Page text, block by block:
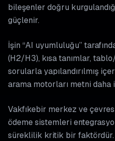
bileşenler doğru
güçlenir.
İşin “AI uyumluluğu”
(H2/H3), kısa tanımlar,
sorularla yapılandırılmış
arama motorları metni daha
Vakfıkebir merkez ve
ödeme sistemleri
süreklilik kritik bir faktördür.